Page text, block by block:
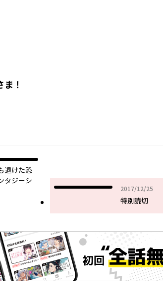
！
退けた恐
タジーシ
2017/12/25
2017年12月25日
特別読切